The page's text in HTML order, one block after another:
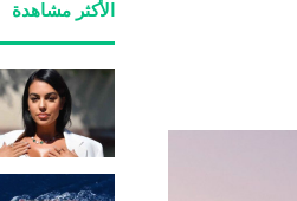
الأكثر مشاهدة